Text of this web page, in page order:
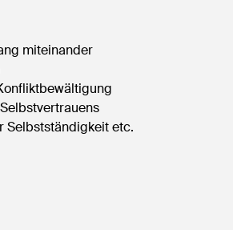
miteinander
Selbstständigkeit etc.